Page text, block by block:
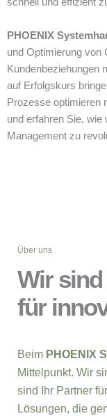
PHOENIX
und Optimierung von
Kundenbeziehungen
auf Erfolgskurs
Prozesse optimieren
und erfahren Sie, wie
Management zu
Über uns
Wir sind
für
Beim PHOENIX
Mittelpunkt. Wir
sind Ihr Partner
Lösungen, die